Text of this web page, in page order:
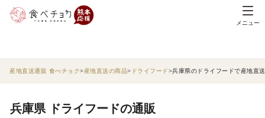
メニュー
産地直送通販 食べチョク 産地直送の商品 ドライフード 兵庫県のドライフードで産地直
兵庫県 ドライフードの通販